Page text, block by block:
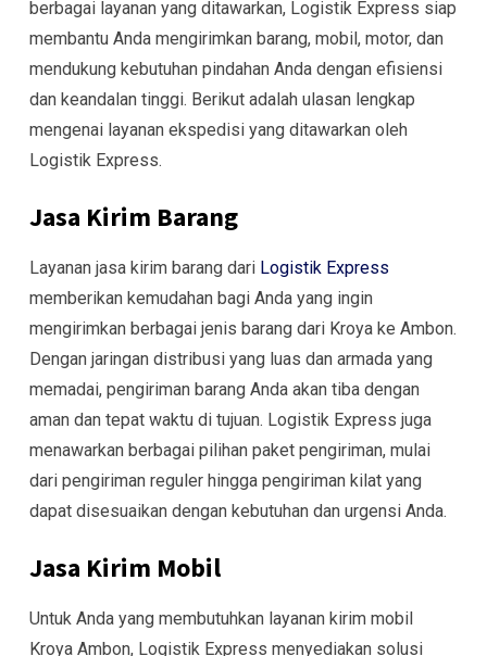
berbagai layanan yang ditawarkan, Logistik Express siap
membantu Anda mengirimkan barang, mobil, motor, dan
mendukung kebutuhan pindahan Anda dengan efisiensi
dan keandalan tinggi. Berikut adalah ulasan lengkap
mengenai layanan ekspedisi yang ditawarkan oleh
Logistik Express.
Jasa Kirim Barang
Layanan jasa kirim barang dari Logistik Express
memberikan kemudahan bagi Anda yang ingin
mengirimkan berbagai jenis barang dari Kroya ke Ambon.
Dengan jaringan distribusi yang luas dan armada yang
memadai, pengiriman barang Anda akan tiba dengan
aman dan tepat waktu di tujuan. Logistik Express juga
menawarkan berbagai pilihan paket pengiriman, mulai
dari pengiriman reguler hingga pengiriman kilat yang
dapat disesuaikan dengan kebutuhan dan urgensi Anda.
Jasa Kirim Mobil
Untuk Anda yang membutuhkan layanan kirim mobil
Kroya Ambon, Logistik Express menyediakan solusi